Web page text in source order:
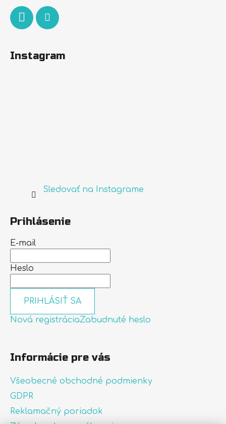
Instagram
Sledovať na Instagrame
Prihlásenie
E-mail
Heslo
PRIHLÁSIŤ SA
Nová registráciaZabudnuté heslo
Informácie pre vás
Všeobecné obchodné podmienky
GDPR
Reklamačný poriadok